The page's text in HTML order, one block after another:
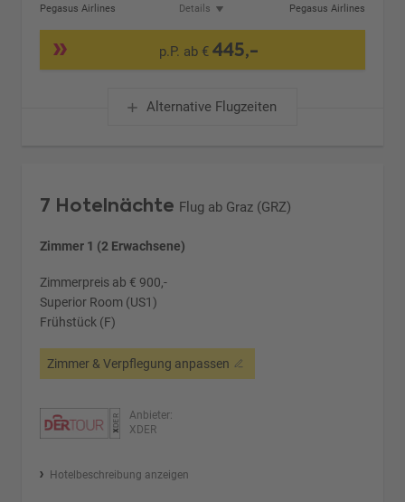
Pegasus Airlines
Details
Pegasus Airlines
p.P. ab €445,-
Alternative Flugzeiten
7 Hotelnächte Flug ab Graz (GRZ)
Zimmer 1 (2 Erwachsene)
Zimmerpreis ab € 900,-
Superior Room (US1)
Frühstück (F)
Zimmer & Verpflegung anpassen
Anbieter:
XDER
Hotelbeschreibung anzeigen